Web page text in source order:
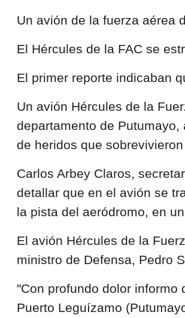
Un avión de lafuerza aérea
El Hércules de la FAC se
El primer reporte indicaban
Un avión Hércules de la
departamento de
de heridos que
Carlos Arbey Claros,
detallar que en el avión se
la pista del aeródromo, en
El avión Hércules de la
ministro de Defensa, Pedro
"Con profundo dolor
Puerto Leguízamo